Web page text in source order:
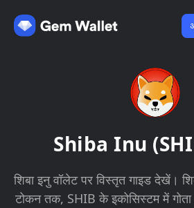
Shiba Inu
शिबा इनु वॉलेट पर विस्तृत गाइड देखें।
टोकन तक, SHIB के इकोसिस्टम में